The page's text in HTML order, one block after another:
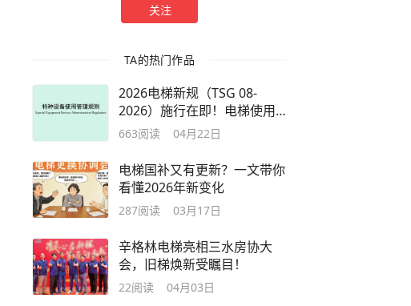
关注
TA的热门作品
2026电梯新规（TSG 08-
2026）施行在即！电梯使用
单位必读调整指南
663阅读 04月22日
电梯国补又有更新？一文带你
看懂2026年新变化
287阅读 03月17日
辛格林电梯亮相三水房协大
会，旧梯焕新受瞩目！
22阅读 04月03日